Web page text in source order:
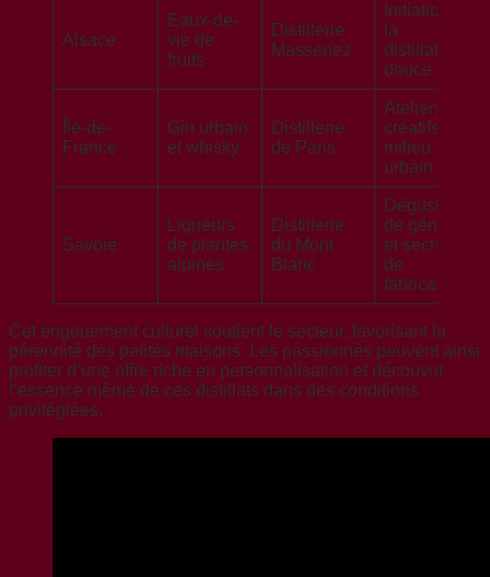
Alsace
Eaux-de-
vie de
fruits
Distillerie
Massenez
Initiation à
la
distillation
douce
Île-de-
France
Gin urbain
et whisky
Distillerie
de Paris
Ateliers
créatifs en
milieu
urbain
Savoie
Liqueurs
de plantes
alpines
Distillerie
du Mont
Blanc
Dégustation
de génépi
et secrets
de
fabrication
Cet engouement culturel soutient le secteur, favorisant la
pérennité des petites maisons. Les passionnés peuvent ainsi
profiter d’une offre riche en personnalisation et découvrir
l’essence même de ces distillats dans des conditions
privilégiées.